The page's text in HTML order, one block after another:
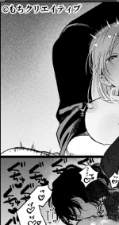
レジェンドイートモンス
ター
お気に入り